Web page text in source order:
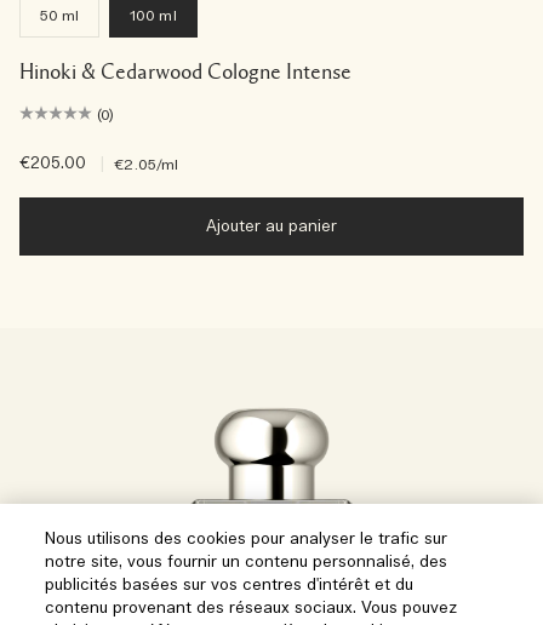
50 ml 100 ml
Hinoki & Cedarwood Cologne Intense
(0)
€205.00 €2.05/ml
Ajouter au panier
Nous utilisons des cookies pour analyser le trafic sur
notre site, vous fournir un contenu personnalisé, des
publicités basées sur vos centres d'intérêt et du
contenu provenant des réseaux sociaux. Vous pouvez